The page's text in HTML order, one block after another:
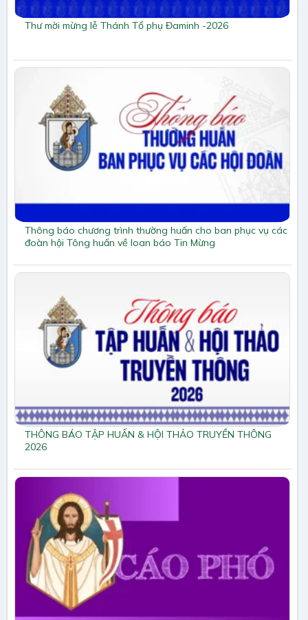
Thư mời mừng lễ Thánh Tổ phụ Đaminh -2026
Thông báo chương trình thường huấn cho ban phục vụ các
đoàn hội Tông huấn về loan báo Tin Mừng
THÔNG BÁO TẬP HUẤN & HỘI THẢO TRUYỀN THÔNG
2026